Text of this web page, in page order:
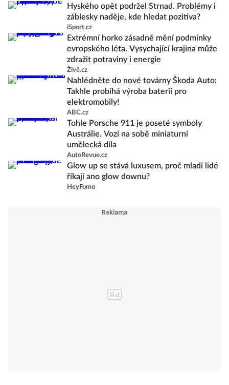
Hyského opět podržel Strnad. Problémy i
záblesky naděje, kde hledat pozitiva?
iSport.cz
Extrémní horko zásadně mění podmínky
evropského léta. Vysychající krajina může
zdražit potraviny i energie
Živě.cz
Nahlédněte do nové továrny Škoda Auto:
Takhle probíhá výroba baterií pro
elektromobily!
ABC.cz
Tohle Porsche 911 je poseté symboly
Austrálie. Vozí na sobě miniaturní
umělecká díla
AutoRevue.cz
Glow up se stává luxusem, proč mladí lidé
říkají ano glow downu?
HeyFomo